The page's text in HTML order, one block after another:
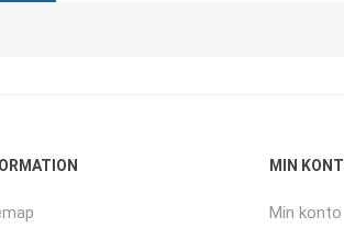
MIN
Min konto